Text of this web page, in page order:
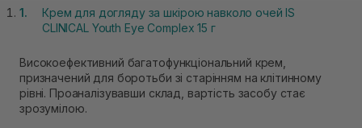
Крем для догляду за шкірою навколо очей IS
CLINICAL Youth Eye Complex 15 г
Високоефективний багатофункціональний крем,
призначений для боротьби зі старінням на клітинному
рівні. Проаналізувавши склад, вартість засобу стає
зрозумілою.